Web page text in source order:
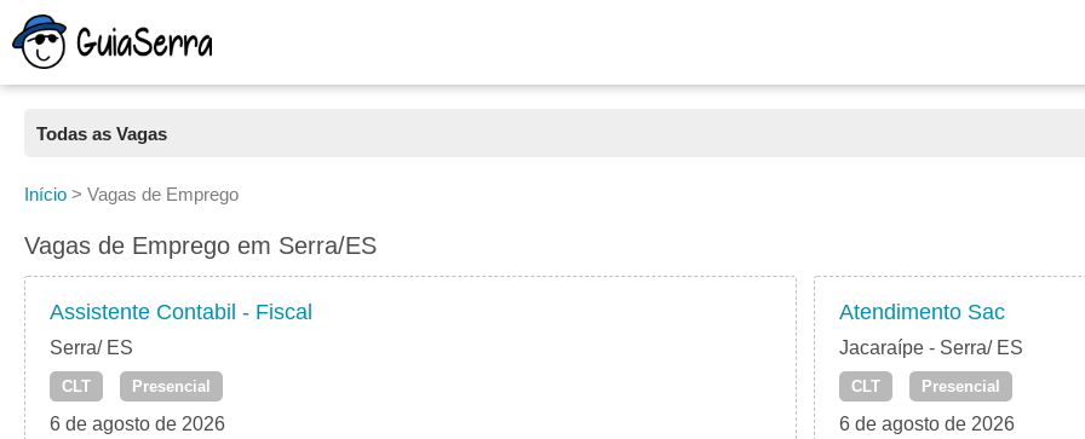
Todas as Vagas
Todas as Vagas
CLT
Freelancer
PJ
Início > Vagas de Emprego
Vagas de Emprego em Serra/ES
Assistente Contabil - Fiscal
Serra/ ES
CLT Presencial
6 de agosto de 2026
Atendimento Sac
Jacaraípe - Serra/ ES
CLT Presencial
6 de agosto de 2026